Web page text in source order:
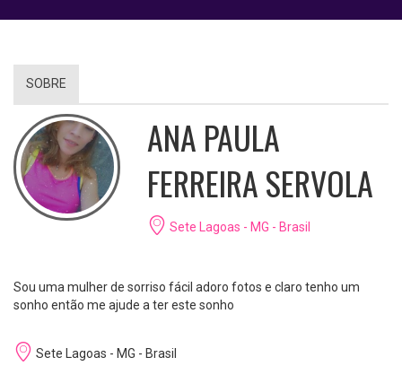
SOBRE
ANA PAULA
FERREIRA SERVOLA
Sete Lagoas - MG - Brasil
Sou uma mulher de sorriso fácil adoro fotos e claro tenho um
sonho então me ajude a ter este sonho
Sete Lagoas - MG - Brasil